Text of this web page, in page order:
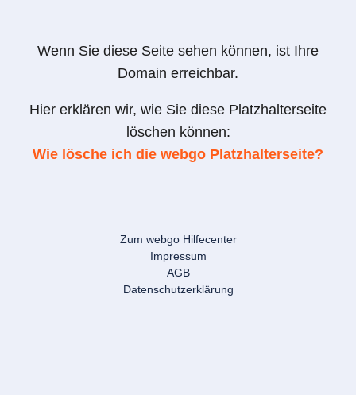
Wenn Sie diese Seite sehen können, ist Ihre
Domain erreichbar.
Hier erklären wir, wie Sie diese Platzhalterseite
löschen können:
Wie lösche ich die webgo Platzhalterseite?
Zum webgo Hilfecenter
Impressum
AGB
Datenschutzerklärung